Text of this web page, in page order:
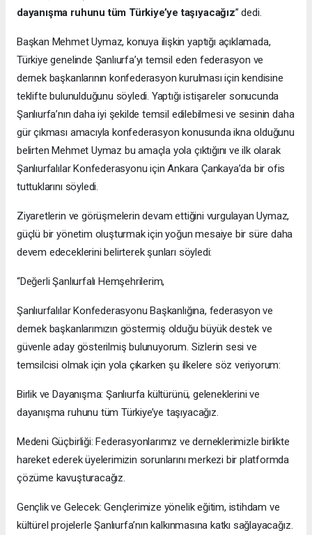
dayanışma ruhunu tüm Türkiye’ye taşıyacağız” dedi.
Başkan Mehmet Uymaz, konuya ilişkin yaptığı açıklamada,
Türkiye genelinde Şanlıurfa’yı temsil eden federasyon ve
dernek başkanlarının konfederasyon kurulması için kendisine
teklifte bulunulduğunu söyledi. Yaptığı istişareler sonucunda
Şanlıurfa’nın daha iyi şekilde temsil edilebilmesi ve sesinin daha
gür çıkması amacıyla konfederasyon konusunda ikna olduğunu
belirten Mehmet Uymaz bu amaçla yola çıktığını ve ilk olarak
Şanlıurfalılar Konfederasyonu için Ankara Çankaya’da bir ofis
tuttuklarını söyledi.
Ziyaretlerin ve görüşmelerin devam ettiğini vurgulayan Uymaz,
güçlü bir yönetim oluşturmak için yoğun mesaiye bir süre daha
devem edeceklerini belirterek şunları söyledi:
“Değerli Şanlıurfalı Hemşehrilerim,
Şanlıurfalılar Konfederasyonu Başkanlığına, federasyon ve
dernek başkanlarımızın göstermiş olduğu büyük destek ve
güvenle aday gösterilmiş bulunuyorum. Sizlerin sesi ve
temsilcisi olmak için yola çıkarken şu ilkelere söz veriyorum:
Birlik ve Dayanışma: Şanlıurfa kültürünü, geleneklerini ve
dayanışma ruhunu tüm Türkiye’ye taşıyacağız.
Medeni Güçbirliği: Federasyonlarımız ve derneklerimizle birlikte
hareket ederek üyelerimizin sorunlarını merkezi bir platformda
çözüme kavuşturacağız.
Gençlik ve Gelecek: Gençlerimize yönelik eğitim, istihdam ve
kültürel projelerle Şanlıurfa’nın kalkınmasına katkı sağlayacağız.